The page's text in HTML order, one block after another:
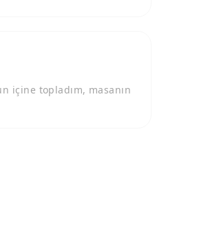
içine topladım, masanın